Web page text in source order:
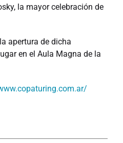
la mayor celebración de
apertura de dicha
en el Aula Magna de la